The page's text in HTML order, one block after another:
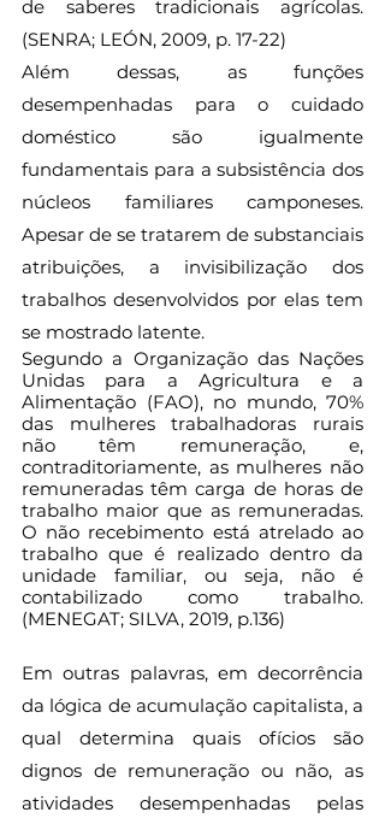
de saberes tradicionais agrícolas.
(SENRA; LEÓN, 2009, p. 17-22)
Além dessas, as funções
desempenhadas para o cuidado
doméstico são igualmente
fundamentais para a subsistência dos
núcleos familiares camponeses.
Apesar de se tratarem de substanciais
atribuições, a invisibilização dos
trabalhos desenvolvidos por elas tem
se mostrado latente.
Segundo a Organização das Nações
Unidas para a Agricultura e a
Alimentação (FAO), no mundo, 70%
das mulheres trabalhadoras rurais
não têm remuneração, e,
contraditoriamente, as mulheres não
remuneradas têm carga de horas de
trabalho maior que as remuneradas.
O não recebimento está atrelado ao
trabalho que é realizado dentro da
unidade familiar, ou seja, não é
contabilizado como trabalho.
(MENEGAT; SILVA, 2019, p.136)
Em outras palavras, em decorrência
da lógica de acumulação capitalista, a
qual determina quais ofícios são
dignos de remuneração ou não, as
atividades desempenhadas pelas